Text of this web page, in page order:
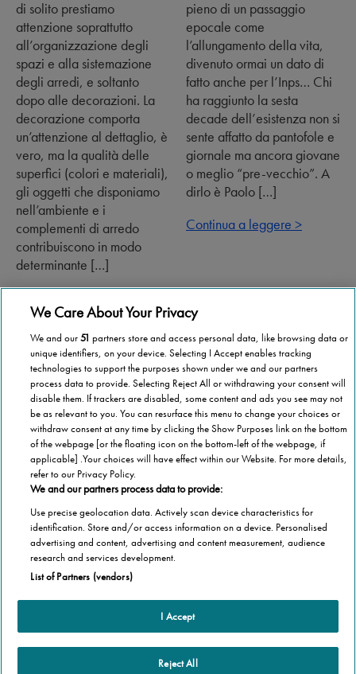
di solito prestiamo
attenzione soprattutto
all’organizzazione degli
spazi e alla sistemazione
degli arredi, e soltanto
dopo alle decorazioni. La
decorazione comporta
un’attenzione al dettaglio, è
vero, ma la qualità delle
superfici (colori e materiali),
gli oggetti che disponiamo
nell’ambiente e i
complementi di arredo
contribuiscono in modo
determinante […]
pieno di un passaggio
epocale come
l’allungamento della vita,
divenuto ormai un dato di
fatto anche per l’Inps… Chi
ha raggiunto la sesta
decade dell’esistenza non si
sente affatto da pantofole e
giornale ma ancora giovane
o meglio “pre-vecchio”. A
dirlo è Paolo […]
Continua a leggere >
«
Precedente
Successivo
»
Categorie
Casa
Cookie Policy
Privacy Policy
Altre informazioni
We Care About Your Privacy
We and our51 partners store and access personal data, like browsing data or
unique identifiers, on your device. Selecting I Accept enables tracking
technologies to support the purposes shown under we and our partners
process data to provide. Selecting Reject All or withdrawing your consent will
disable them. If trackers are disabled, some content and ads you see may not
be as relevant to you. You can resurface this menu to change your choices or
withdraw consent at any time by clicking the Show Purposes link on the bottom
of the webpage [or the floating icon on the bottom-left of the webpage, if
applicable] .Your choices will have effect within our Website. For more details,
refer to our Privacy Policy.
We and our partners process data to provide:
Use precise geolocation data. Actively scan device characteristics for
identification. Store and/or access information on a device. Personalised
advertising and content, advertising and content measurement, audience
research and services development.
List of Partners (vendors)
I Accept
Reject All